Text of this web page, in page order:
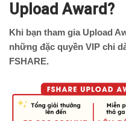
Upload Award?
Khi bạn tham gia Upload
những đặc quyền VIP chỉ
FSHARE.